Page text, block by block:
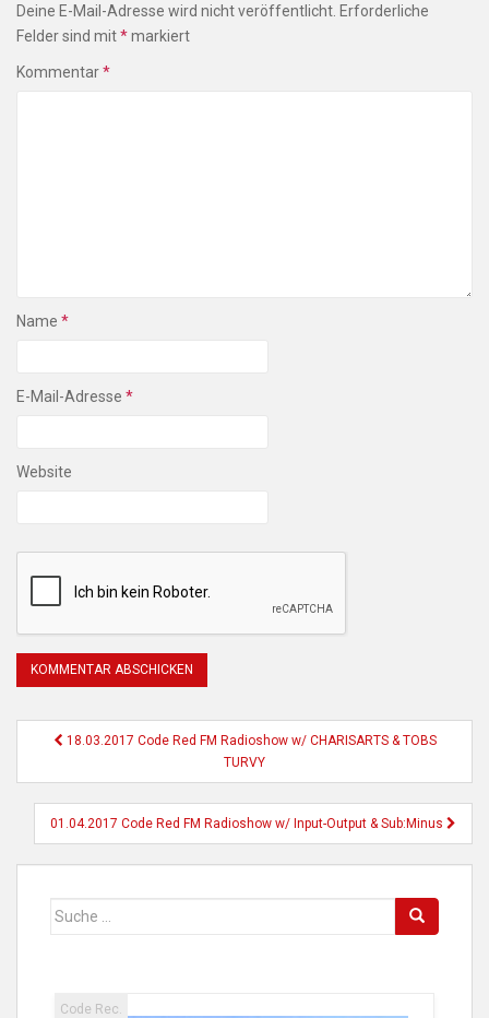
Deine E-Mail-Adresse wird nicht veröffentlicht. Erforderliche
Felder sind mit*markiert
Kommentar*
Name *
E-Mail-Adresse *
Website
Beitragsnavigation
18.03.2017 Code Red FM Radioshow w/ CHARISARTS & TOBS
TURVY
01.04.2017 Code Red FM Radioshow w/ Input-Output & Sub:Minus
Suche
Code Rec.